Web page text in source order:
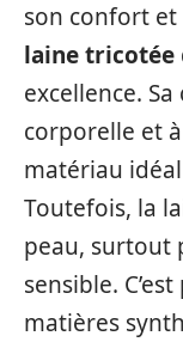
son confort et
laine tricotée
excellence.
corporelle et
matériau
Toutefois, la
peau, surtout
sensible.
matières